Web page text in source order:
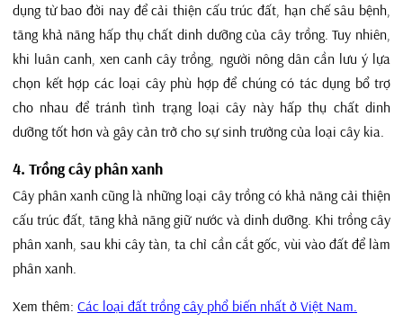
dụng từ bao đời nay để cải thiện cấu trúc đất, hạn chế sâu bệnh,
tăng khả năng hấp thụ chất dinh dưỡng của cây trồng. Tuy nhiên,
khi luân canh, xen canh cây trồng, người nông dân cần lưu ý lựa
chọn kết hợp các loại cây phù hợp để chúng có tác dụng bổ trợ
cho nhau để tránh tình trạng loại cây này hấp thụ chất dinh
dưỡng tốt hơn và gây cản trở cho sự sinh trưởng của loại cây kia.
4. Trồng cây phân xanh
Cây phân xanh cũng là những loại cây trồng có khả năng cải thiện
cấu trúc đất, tăng khả năng giữ nước và dinh dưỡng. Khi trồng cây
phân xanh, sau khi cây tàn, ta chỉ cần cắt gốc, vùi vào đất để làm
phân xanh.
Xem thêm: Các loại đất trồng cây phổ biến nhất ở Việt Nam.